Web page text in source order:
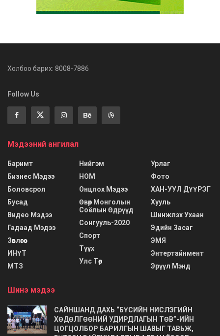
Холбоо барих: 8008-7886
Follow Us
Мэдээний ангилал
Баримт
Бизнес Мэдээ
Боловсрол
Бусад
Видео Мэдээ
Гадаад Мэдээ
Зөвлөгөө
ИНҮТ
МТЗ
Нийгэм
НОМ
Онцлох Мэдээ
Өвөр Монголын
Соёлын Өдрүүд
Сонгууль-2020
Спорт
Түүх
Улс Төр
Урлаг
Фото
ХАН-УУЛ ДҮҮРЭГ
Хууль
Шинжлэх Ухаан
Эдийн Засаг
ЭМЯ
Энтертайнмент
Эрүүл Мэнд
Шинэ мэдээ
САЙНШАНД ДАХЬ “БҮСИЙН НИСЛЭГИЙН
ХӨДӨЛГӨӨНИЙ УДИРДЛАГЫН ТӨВ”-ИЙН
ЦОГЦОЛБОР БАРИЛГЫН ШАВЫГ ТАВЬЖ,